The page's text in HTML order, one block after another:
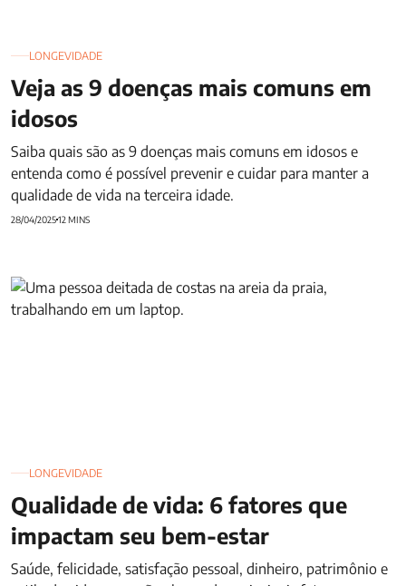
LONGEVIDADE
Veja as 9 doenças mais comuns em
idosos
Saiba quais são as 9 doenças mais comuns em idosos e
entenda como é possível prevenir e cuidar para manter a
qualidade de vida na terceira idade.
28/04/202512 MINS
Qualidade de vida: 6 fatores que impactam seu bem-estar
LONGEVIDADE
Qualidade de vida: 6 fatores que
impactam seu bem-estar
Saúde, felicidade, satisfação pessoal, dinheiro, patrimônio e